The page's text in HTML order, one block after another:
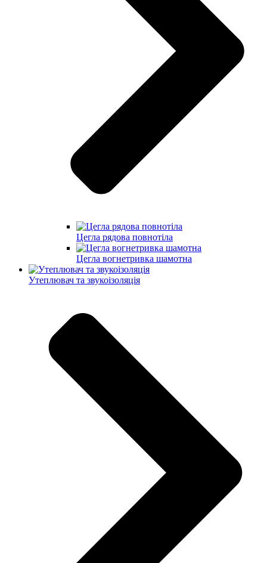
Цегла рядова повнотіла
Цегла вогнетривка шамотна
Утеплювач та звукоізоляція